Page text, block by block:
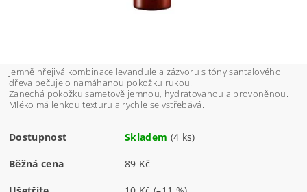
Jemně hřejivá kombinace levandule a zázvoru s tóny santalového
dřeva pečuje o namáhanou pokožku rukou.
Zanechá pokožku sametově jemnou, hydratovanou a provoněnou.
Mléko má lehkou texturu a rychle se vstřebává.
Dostupnost Skladem (4 ks)
Běžná cena 89 Kč